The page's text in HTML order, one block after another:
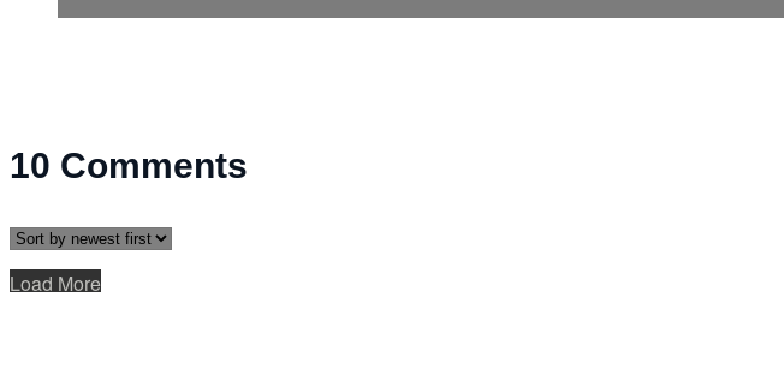
10 Comments
Load More